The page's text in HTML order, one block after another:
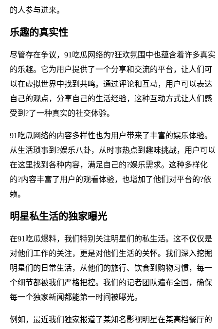
的人参与进来。
乐趣的真实性
尽管存在争议，91吃瓜网络的?狂欢氛围中也蕴含着许多真实
的乐趣。它为用户提供了一个分享和交流的平台，让人们可
以在虚拟世界中找到共鸣。通过评论和互动，用户可以表达
自己的观点，分享自己的生活经验，这种互动方式让人们感
受到?了一种真实的社交体验。
91吃瓜网络的内容多样性也为用户带来了丰富的娱乐体验。
从生活琐事到?娱乐八卦，从时事热点到趣味挑战，用户可以
在这里找到各种内容，满足自己的?娱乐需求。这种多样化
的?内容丰富了用户的观看体验，也增加了他们对平台的?依
赖。
明星私生活的独家曝光
在91吃瓜爆料，我们特别关注明星们的私生活。这不仅仅是
对他们工作的关注，更是对他们生活的关怀。我们深入挖掘
明星们的日常生活，从他们的旅行、饮食到购物习惯，每一
个细节都被我们严格把控。我们的记者团队遍布全国，确保
每一个独家新闻都能第一时间被曝光。
例如，最近我们独家报道了某知名影视明星在某高档餐厅的